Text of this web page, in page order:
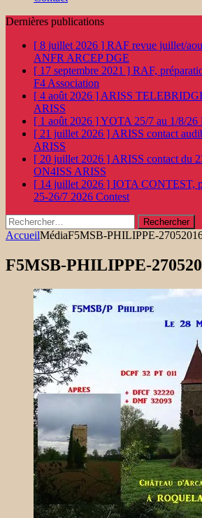
Dernières publications
[ 8 juillet 2026 ] RAF revue juillet/
ANFR ARCEP DGE
[ 17 septembre 2021 ] RAF,
F4 Association
[ 4 août 2026 ] ARISS
ARISS
[ 1 août 2026 ]YOTA 25/7 au 1/8/26
[ 21 juillet 2026 ] ARISS contact
ARISS
[ 20 juillet 2026 ] ARISS contact du
ON4ISS ARISS
[ 14 juillet 2026 ] IOTA CONTEST,
25-26/7 2026 Contest
Rechercher :
AccueilMédiaF5MSB-PHILIPPE-
F5MSB-PHILIPPE-